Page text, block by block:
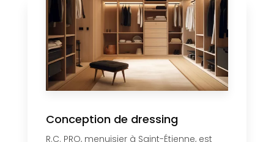
Conception de dressing
R.C. PRO, menuisier à Saint-Étienne, est